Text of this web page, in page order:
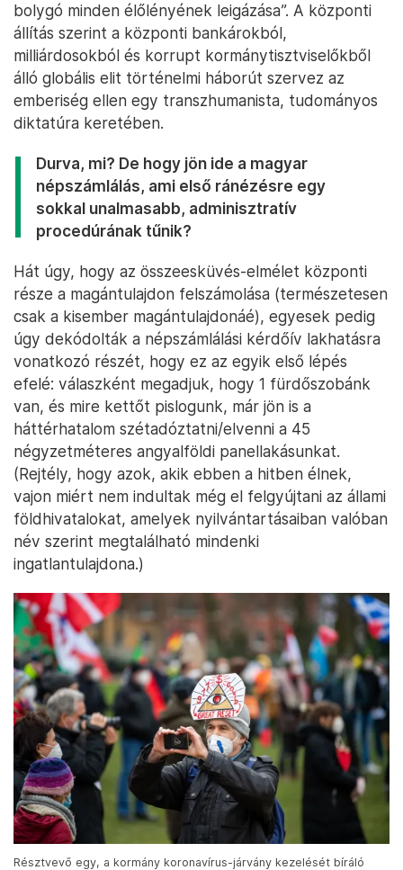
bolygó minden élőlényének leigázása”. A központi
állítás szerint a központi bankárokból,
milliárdosokból és korrupt kormánytisztviselőkből
álló globális elit történelmi háborút szervez az
emberiség ellen egy transzhumanista, tudományos
diktatúra keretében.
Durva, mi? De hogy jön ide a magyar
népszámlálás, ami első ránézésre egy
sokkal unalmasabb, adminisztratív
procedúrának tűnik?
Hát úgy, hogy az összeesküvés-elmélet központi
része a magántulajdon felszámolása (természetesen
csak a kisember magántulajdonáé), egyesek pedig
úgy dekódolták a népszámlálási kérdőív lakhatásra
vonatkozó részét, hogy ez az egyik első lépés
efelé: válaszként megadjuk, hogy 1 fürdőszobánk
van, és mire kettőt pislogunk, már jön is a
háttérhatalom szétadóztatni/elvenni a 45
négyzetméteres angyalföldi panellakásunkat.
(Rejtély, hogy azok, akik ebben a hitben élnek,
vajon miért nem indultak még el felgyújtani az állami
földhivatalokat, amelyek nyilvántartásaiban valóban
név szerint megtalálható mindenki
ingatlantulajdona.)
Résztvevő egy, a kormány koronavírus-járvány kezelését bíráló